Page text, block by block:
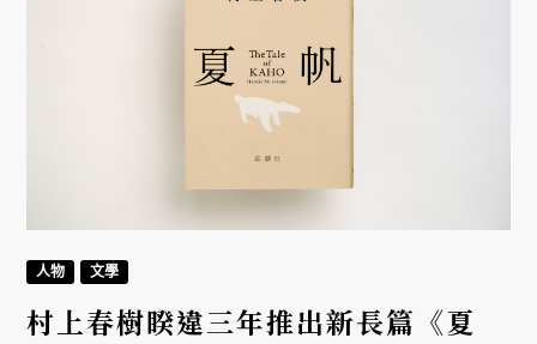
人物 文學
村上春樹睽違三年推出新長篇《夏